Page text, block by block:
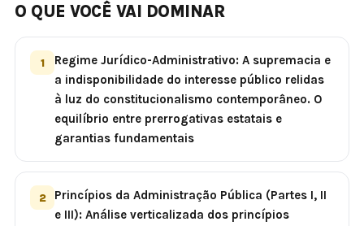
O QUE VOCÊ VAI DOMINAR
1
Regime Jurídico-Administrativo: A supremacia e
a indisponibilidade do interesse público relidas
à luz do constitucionalismo contemporâneo. O
equilíbrio entre prerrogativas estatais e
garantias fundamentais
2
Princípios da Administração Pública (Partes I, II
e III): Análise verticalizada dos princípios